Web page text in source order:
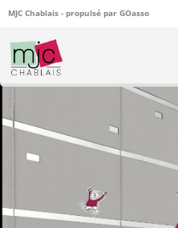
MJC Chablais - propulsé par GOasso